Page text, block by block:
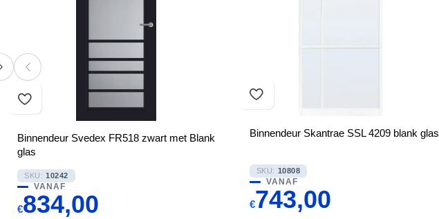
Binnendeur Svedex FR518 zwart met Blank
glas
SKU: 10242
VANAF
€834,00
Binnendeur Skantrae SSL 4209 blank glas
SKU: 10808
VANAF
€743,00